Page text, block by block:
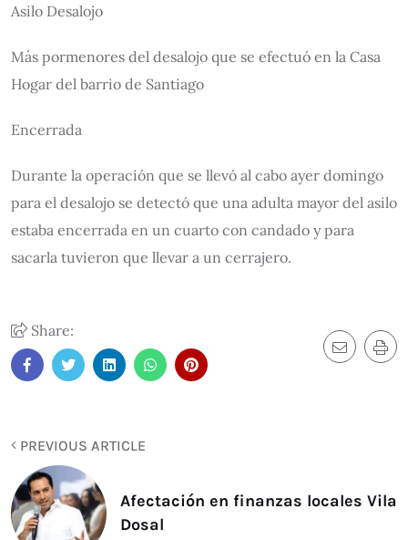
Asilo Desalojo
Más pormenores del desalojo que se efectuó en la Casa
Hogar del barrio de Santiago
Encerrada
Durante la operación que se llevó al cabo ayer domingo
para el desalojo se detectó que una adulta mayor del asilo
estaba encerrada en un cuarto con candado y para
sacarla tuvieron que llevar a un cerrajero.
Share:
PREVIOUS ARTICLE
Afectación en finanzas locales Vila
Dosal